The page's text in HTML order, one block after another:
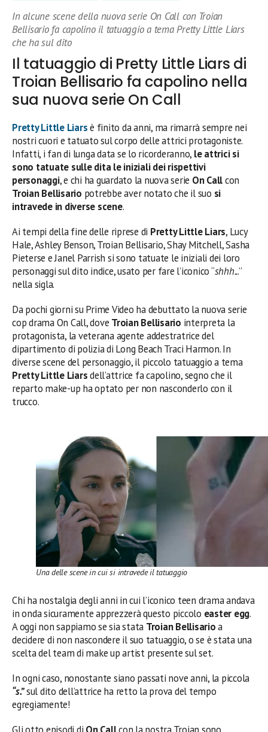
In alcune scene della nuova serie On Call con Troian
Bellisario fa capolino il tatuaggio a tema Pretty Little Liars
che ha sul dito
Il tatuaggio di Pretty Little Liars di
Troian Bellisario fa capolino nella
sua nuova serie On Call
Pretty Little Liarsè finito da anni, ma rimarrà sempre nei
nostri cuori e tatuato sul corpo delle attrici protagoniste.
Infatti, i fan di lunga data se lo ricorderanno, le attrici si
sono tatuate sulle dita le iniziali dei rispettivi
personaggi, e chi ha guardato la nuova serie On Callcon
Troian Bellisario potrebbe aver notato che il suo si
intravede in diverse scene.
Ai tempi della fine delle riprese di Pretty Little Liars, Lucy
Hale, Ashley Benson, Troian Bellisario, Shay Mitchell, Sasha
Pieterse e Janel Parrish si sono tatuate le iniziali dei loro
personaggi sul dito indice, usato per fare l’iconico “shhh...”
nella sigla.
Da pochi giorni su Prime Video ha debuttato la nuova serie
cop drama On Call, dove Troian Bellisario interpreta la
protagonista, la veterana agente addestratrice del
dipartimento di polizia di Long Beach Traci Harmon. In
diverse scene del personaggio, il piccolo tatuaggio a tema
Pretty Little Liarsdell’attrice fa capolino, segno che il
reparto make-up ha optato per non nasconderlo con il
trucco.
Una delle scene in cui si intravede il tatuaggio
Chi ha nostalgia degli anni in cui l’iconico teen drama andava
in onda sicuramente apprezzerà questo piccolo easter egg.
A oggi non sappiamo se sia stata Troian Bellisarioa
decidere di non nascondere il suo tatuaggio, o se è stata una
scelta del team di make up artist presente sul set.
In ogni caso, nonostante siano passati nove anni, la piccola
“s.”sul dito dell’attrice ha retto la prova del tempo
egregiamente!